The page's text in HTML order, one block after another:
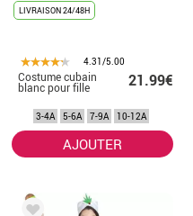
LIVRAISON 24/48H
4.31/5.00
Costume cubain
blanc pour fille 21.99€
3-4A 5-6A 7-9A 10-12A
AJOUTER